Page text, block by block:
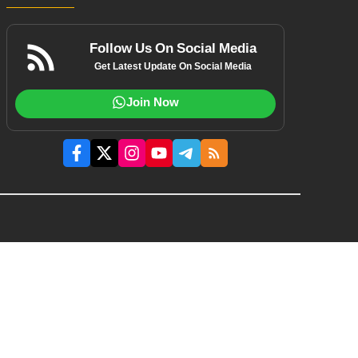
Follow Us On Social Media
Get Latest Update On Social Media
Join Now